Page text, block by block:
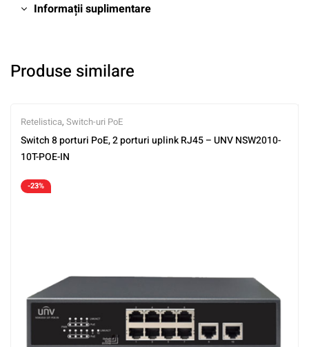
Informații suplimentare
Produse similare
Retelistica, Switch-uri PoE
Switch 8 porturi PoE, 2 porturi uplink RJ45 – UNV NSW2010-
10T-POE-IN
-23%